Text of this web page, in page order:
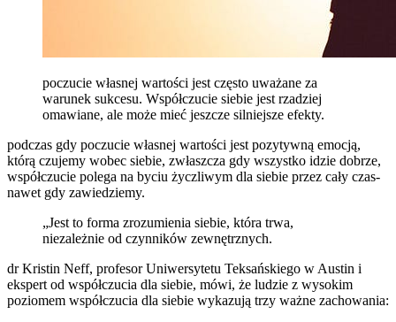
poczucie własnej wartości jest często uważane za
warunek sukcesu. Współczucie siebie jest rzadziej
omawiane, ale może mieć jeszcze silniejsze efekty.
podczas gdy poczucie własnej wartości jest pozytywną emocją,
którą czujemy wobec siebie, zwłaszcza gdy wszystko idzie dobrze,
współczucie polega na byciu życzliwym dla siebie przez cały czas-
nawet gdy zawiedziemy.
„Jest to forma zrozumienia siebie, która trwa,
niezależnie od czynników zewnętrznych.
dr Kristin Neff, profesor Uniwersytetu Teksańskiego w Austin i
ekspert od współczucia dla siebie, mówi, że ludzie z wysokim
poziomem współczucia dla siebie wykazują trzy ważne zachowania: